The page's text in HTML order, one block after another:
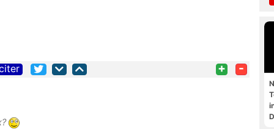
+ -